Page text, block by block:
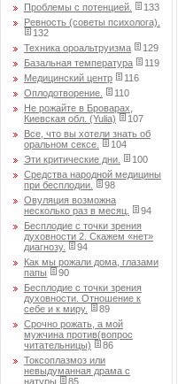
Проблемы с потенцией.
133
Ревность (советы психолога).
132
Техника ороальтруизма
129
Базальная температура
119
Медицинский центр
116
Оплодотворение.
110
Не рожайте в Броварах,
Киевская обл. (Yulia)
107
Все, что вы хотели знать об
оральном сексе.
104
Эти критические дни.
100
Средства народной медицины
при бесплодии.
98
Овуляция возможна
несколько раз в месяц.
94
Бесплодие с точки зрения
духовности 2. Скажем «нет»
диагнозу.
94
Как мы рожали дома, глазами
папы
90
Бесплодие с точки зрения
духовности. Отношение к
себе и к миру.
89
Срочно рожать, а мой
мужчина против(вопрос
читательницы)
86
Токсоплазмоз или
невыдуманная драма с
натуры
85